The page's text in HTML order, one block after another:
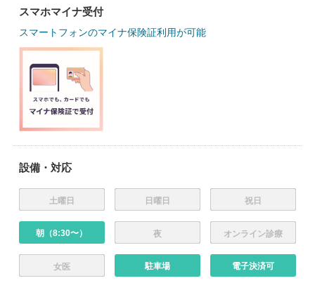
スマホマイナ受付
スマートフォンのマイナ保険証利用が可能
設備・対応
土曜日 日曜日 祝日
朝（8:30〜） 夜 オンライン診療
女医 駐車場 電子決済可